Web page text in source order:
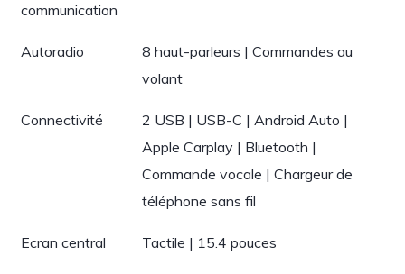
communication
Autoradio
8 haut-parleurs | Commandes au
volant
Connectivité
2 USB | USB-C | Android Auto |
Apple Carplay | Bluetooth |
Commande vocale | Chargeur de
téléphone sans fil
Ecran central Tactile | 15.4 pouces